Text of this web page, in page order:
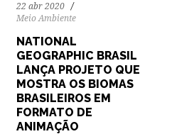
22 abr 2020
Meio Ambiente
NATIONAL
GEOGRAPHIC BRASIL
LANÇA PROJETO QUE
MOSTRA OS BIOMAS
BRASILEIROS EM
FORMATO DE
ANIMAÇÃO